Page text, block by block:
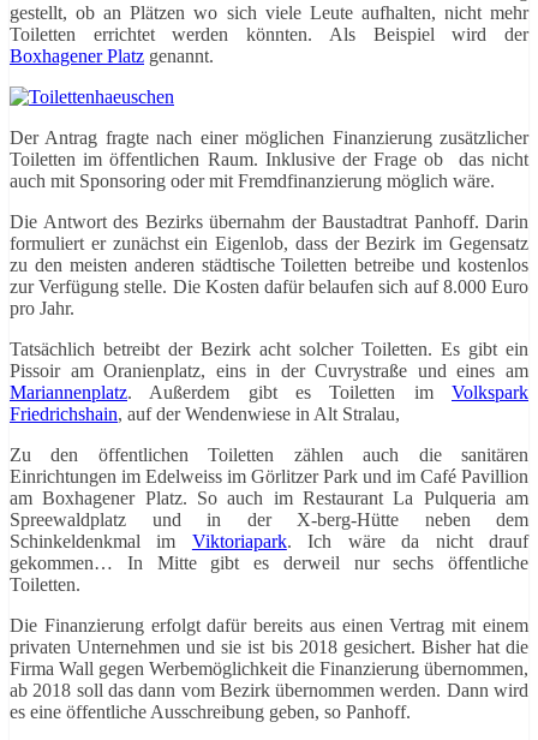
gestellt, ob an Plätzen wo sich viele Leute aufhalten, nicht mehr
Toiletten errichtet werden könnten. Als Beispiel wird der
Boxhagener Platz genannt.
Der Antrag fragte nach einer möglichen Finanzierung zusätzlicher
Toiletten im öffentlichen Raum. Inklusive der Frage ob das nicht
auch mit Sponsoring oder mit Fremdfinanzierung möglich wäre.
Die Antwort des Bezirks übernahm der Baustadtrat Panhoff. Darin
formuliert er zunächst ein Eigenlob, dass der Bezirk im Gegensatz
zu den meisten anderen städtische Toiletten betreibe und kostenlos
zur Verfügung stelle. Die Kosten dafür belaufen sich auf 8.000 Euro
pro Jahr.
Tatsächlich betreibt der Bezirk acht solcher Toiletten. Es gibt ein
Pissoir am Oranienplatz, eins in der Cuvrystraße und eines am
Mariannenplatz. Außerdem gibt es Toiletten im Volkspark
Friedrichshain, auf der Wendenwiese in Alt Stralau,
Zu den öffentlichen Toiletten zählen auch die sanitären
Einrichtungen im Edelweiss im Görlitzer Park und im Café Pavillion
am Boxhagener Platz. So auch im Restaurant La Pulqueria am
Spreewaldplatz und in der X-berg-Hütte neben dem
Schinkeldenkmal im Viktoriapark. Ich wäre da nicht drauf
gekommen… In Mitte gibt es derweil nur sechs öffentliche
Toiletten.
Die Finanzierung erfolgt dafür bereits aus einen Vertrag mit einem
privaten Unternehmen und sie ist bis 2018 gesichert. Bisher hat die
Firma Wall gegen Werbemöglichkeit die Finanzierung übernommen,
ab 2018 soll das dann vom Bezirk übernommen werden. Dann wird
es eine öffentliche Ausschreibung geben, so Panhoff.